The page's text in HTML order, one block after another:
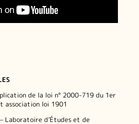
de la loi n° 2000-719 du 1er
association loi 1901
– Laboratoire d’Études et de